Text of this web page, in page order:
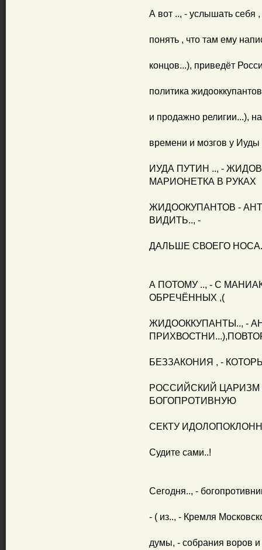
А вот .., - услышать себя
понять , что там ему
концов...), приведёт
политика
и продажно религии...),
времени и мозгов у Иуды
ИУДА ПУТИН .., -
МАРИОНЕТКА В РУКАХ
ЖИДООКУПАНТОВ -
ВИДИТЬ.., -
ДАЛЬШЕ СВОЕГО
А ПОТОМУ .., - С
ОБРЕЧЁННЫХ ,(
ЖИДООККУПАНТЫ.., -
БЕЗЗАКОНИЯ , -
РОССИЙСКИЙ ЦАРИЗМ
БОГОПРОТИВНУЮ
СЕКТУ
Судите сами..!
Сегодня.., -
- ( из.., - Кремля
думы, - собрания воров и